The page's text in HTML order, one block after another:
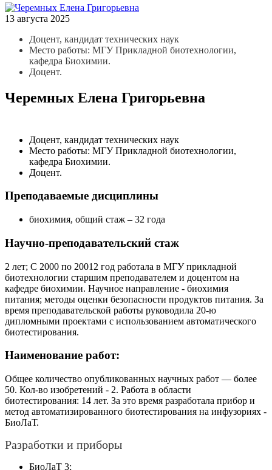
13 августа 2025
Доцент, кандидат технических наук
Место работы: МГУ Прикладной биотехнологии,
кафедра Биохимии.
Доцент.
Черемных Елена Григорьевна
Доцент, кандидат технических наук
Место работы: МГУ Прикладной биотехнологии,
кафедра Биохимии.
Доцент.
Преподаваемые дисциплины
биохимия, общий стаж – 32 года
Научно-преподавательский стаж
2 лет; С 2000 по 20012 год работала в МГУ прикладной
биотехнологии старшим преподавателем и доцентом на
кафедре биохимии. Научное направление - биохимия
питания; методы оценки безопасности продуктов питания. За
время преподавательской работы руководила 20-ю
дипломными проектами с использованием автоматического
биотестирования.
Наименование работ:
Общее количество опубликованных научных работ — более
50. Кол-во изобретений - 2. Работа в области
биотестирования: 14 лет. За это время разработала прибор и
метод автоматизированного биотестирования на инфузориях -
БиоЛаТ.
Разработки и приборы
БиоЛаТ 3;